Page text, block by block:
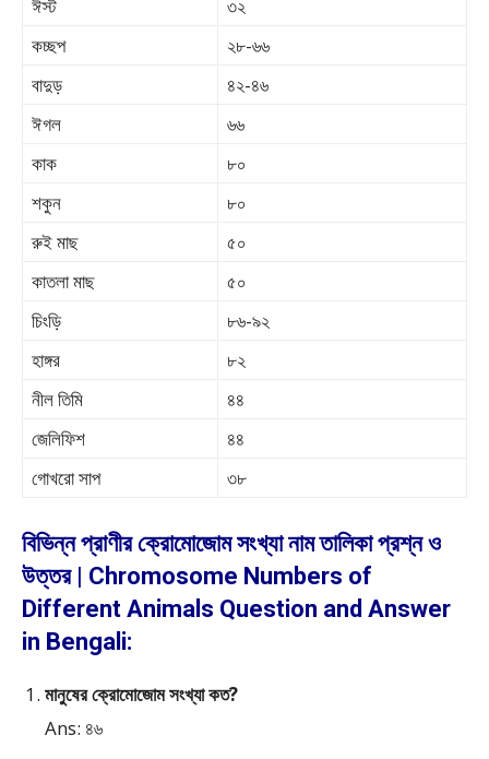
ঈস্ট
৩২
কচ্ছপ
২৮-৬৬
বাদুড়
৪২-৪৬
ঈগল
৬৬
কাক
৮০
শকুন
৮০
রুই মাছ
৫০
কাতলা মাছ
৫০
চিংড়ি
৮৬-৯২
হাঙ্গর
৮২
নীল তিমি
৪৪
জেলিফিশ
৪৪
গোখরো সাপ
৩৮
বিভিন্ন প্রাণীর ক্রোমোজোম সংখ্যা নাম তালিকা প্রশ্ন ও
উত্তর | Chromosome Numbers of
Different Animals Question and Answer
in Bengali:
মানুষের ক্রোমোজোম সংখ্যা কত?
Ans: ৪৬